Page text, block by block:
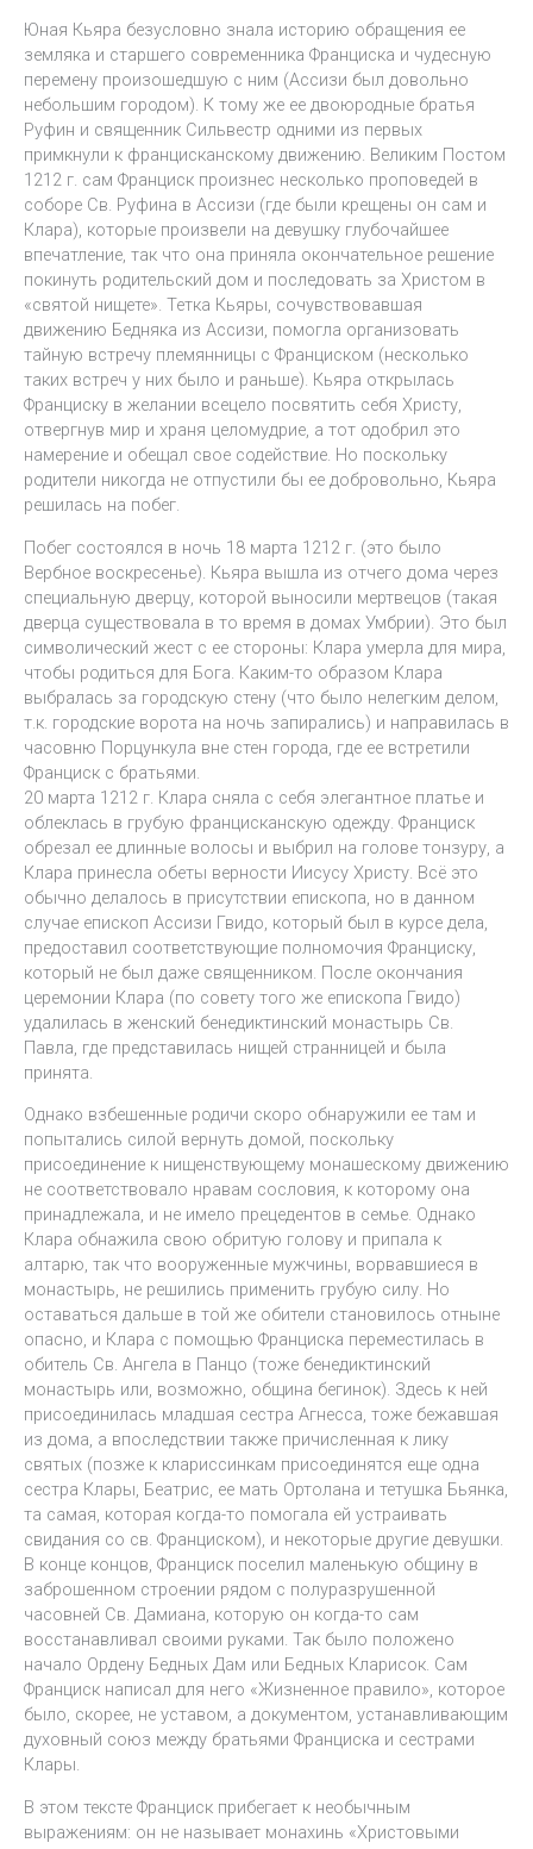
Юная Кьяра безусловно знала историю обращения ее
земляка и старшего современника Франциска и чудесную
перемену произошедшую с ним (Ассизи был довольно
небольшим городом). К тому же ее двоюродные братья
Руфин и священник Сильвестр одними из первых
примкнули к францисканскому движению. Великим Постом
1212 г. сам Франциск произнес несколько проповедей в
соборе Св. Руфина в Ассизи (где были крещены он сам и
Клара), которые произвели на девушку глубочайшее
впечатление, так что она приняла окончательное решение
покинуть родительский дом и последовать за Христом в
«святой нищете». Тетка Кьяры, сочувствовавшая
движению Бедняка из Ассизи, помогла организовать
тайную встречу племянницы с Франциском (несколько
таких встреч у них было и раньше). Кьяра открылась
Франциску в желании всецело посвятить себя Христу,
отвергнув мир и храня целомудрие, а тот одобрил это
намерение и обещал свое содействие. Но поскольку
родители никогда не отпустили бы ее добровольно, Кьяра
решилась на побег.
Побег состоялся в ночь 18 марта 1212 г. (это было
Вербное воскресенье). Кьяра вышла из отчего дома через
специальную дверцу, которой выносили мертвецов (такая
дверца существовала в то время в домах Умбрии). Это был
символический жест с ее стороны: Клара умерла для мира,
чтобы родиться для Бога. Каким-то образом Клара
выбралась за городскую стену (что было нелегким делом,
т.к. городские ворота на ночь запирались) и направилась в
часовню Порцункула вне стен города, где ее встретили
Франциск с братьями.
20 марта 1212 г. Клара сняла с себя элегантное платье и
облеклась в грубую францисканскую одежду. Франциск
обрезал ее длинные волосы и выбрил на голове тонзуру, а
Клара принесла обеты верности Иисусу Христу. Всё это
обычно делалось в присутствии епископа, но в данном
случае епископ Ассизи Гвидо, который был в курсе дела,
предоставил соответствующие полномочия Франциску,
который не был даже священником. После окончания
церемонии Клара (по совету того же епископа Гвидо)
удалилась в женский бенедиктинский монастырь Св.
Павла, где представилась нищей странницей и была
принята.
Однако взбешенные родичи скоро обнаружили ее там и
попытались силой вернуть домой, поскольку
присоединение к нищенствующему монашескому движению
не соответствовало нравам сословия, к которому она
принадлежала, и не имело прецедентов в семье. Однако
Клара обнажила свою обритую голову и припала к
алтарю, так что вооруженные мужчины, ворвавшиеся в
монастырь, не решились применить грубую силу. Но
оставаться дальше в той же обители становилось отныне
опасно, и Клара с помощью Франциска переместилась в
обитель Св. Ангела в Панцо (тоже бенедиктинский
монастырь или, возможно, община бегинок). Здесь к ней
присоединилась младшая сестра Агнесса, тоже бежавшая
из дома, а впоследствии также причисленная к лику
святых (позже к клариссинкам присоединятся еще одна
сестра Клары, Беатрис, ее мать Ортолана и тетушка Бьянка,
та самая, которая когда-то помогала ей устраивать
свидания со св. Франциском), и некоторые другие девушки.
В конце концов, Франциск поселил маленькую общину в
заброшенном строении рядом с полуразрушенной
часовней Св. Дамиана, которую он когда-то сам
восстанавливал своими руками. Так было положено
начало Ордену Бедных Дам или Бедных Кларисок. Сам
Франциск написал для него «Жизненное правило», которое
было, скорее, не уставом, а документом, устанавливающим
духовный союз между братьями Франциска и сестрами
Клары.
В этом тексте Франциск прибегает к необычным
выражениям: он не называет монахинь «Христовыми